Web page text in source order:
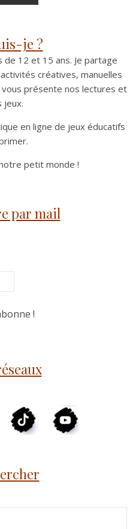
je ?
de 12 et 15 ans. Je partage
créatives, manuelles
présente nos lectures et
jeux.
en ligne de jeux éducatifs
petit monde !
par mail